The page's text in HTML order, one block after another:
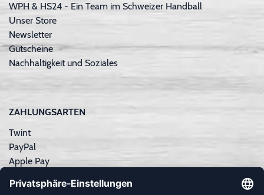
WPH & HS24 - Ein Team im Schweizer Handball
Unser Store
Newsletter
Gutscheine
Nachhaltigkeit und Soziales
ZAHLUNGSARTEN
Twint
PayPal
Apple Pay
Kreditkarte